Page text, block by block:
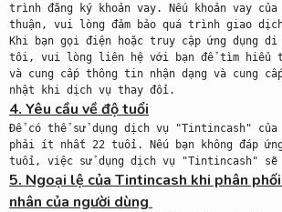
trình đăng ký khoản vay. Nếu khoản vay của
thuận, vui lòng đảm bảo quá trình giao
Khi bạn gọi điện hoặc truy cập ứng dụng di
tôi, vui lòng liên hệ với bạn để tìm hiểu
và cung cấp thông tin nhận dạng và cung
4. Yêu cầu về độ tuổi
Để có thể sử dụng dịch vụ "Tintincash"
phải ít nhất 22 tuổi. Nếu bạn không đáp
5. Ngoại lệ của Tintincash khi phân
nhân của người dùng